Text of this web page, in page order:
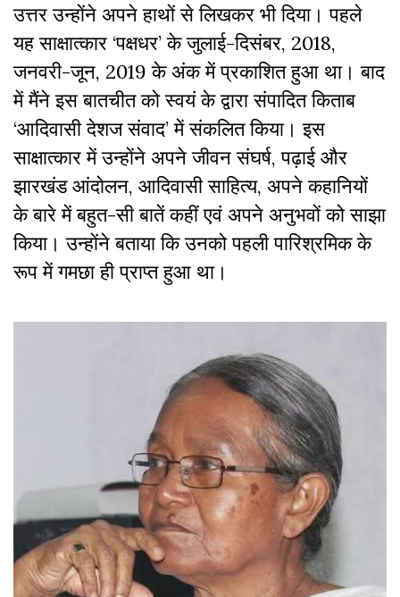
उत्तर उन्होंने अपने हाथों से लिखकर भी दिया। पहले
यह साक्षात्कार ‘पक्षधर’ के जुलाई-दिसंबर, 2018,
जनवरी-जून, 2019 के अंक में प्रकाशित हुआ था। बाद
में मैंने इस बातचीत को स्वयं के द्वारा संपादित किताब
‘आदिवासी देशज संवाद’ में संकलित किया। इस
साक्षात्कार में उन्होंने अपने जीवन संघर्ष, पढ़ाई और
झारखंड आंदोलन, आदिवासी साहित्य, अपने कहानियों
के बारे में बहुत-सी बातें कहीं एवं अपने अनुभवों को साझा
किया। उन्होंने बताया कि उनको पहली पारिश्रमिक के
रूप में गमछा ही प्राप्त हुआ था।